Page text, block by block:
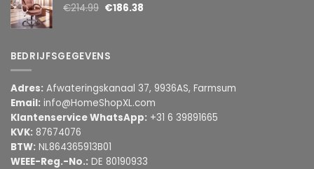
€214.99 €186.38
BEDRIJFSGEGEVENS
Adres: Afwateringskanaal 37, 9936AS, Farmsum
Email: info@HomeShopXL.com
Klantenservice WhatsApp: +31 6 39891665
KVK: 87674076
BTW: NL864365913B01
WEEE-Reg.-No.: DE 80190933